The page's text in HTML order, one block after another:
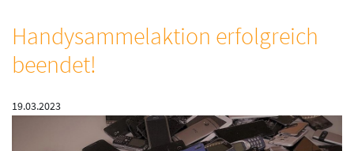
Handysammelaktion erfolgreich
beendet!
19.03.2023